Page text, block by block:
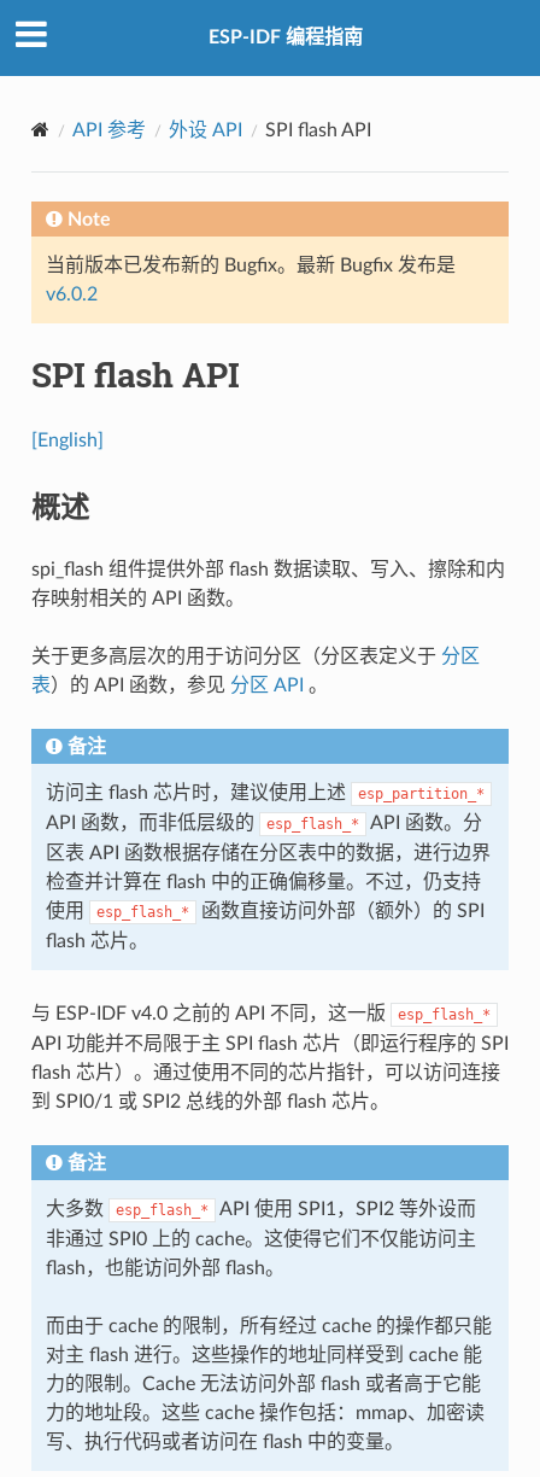
ESP-IDF 编程指南
API 参考 外设 API SPI flash API
Note
当前版本已发布新的 Bugfix。最新 Bugfix 发布是
v6.0.2
SPI flash API
[English]
概述
spi_flash 组件提供外部 flash 数据读取、写入、擦除和内
存映射相关的 API 函数。
关于更多高层次的用于访问分区（分区表定义于 分区
表）的 API 函数，参见 分区 API 。
备注
访问主 flash 芯片时，建议使用上述 esp_partition_*
API 函数，而非低层级的 esp_flash_*
API 函数。分
区表 API 函数根据存储在分区表中的数据，进行边界
检查并计算在 flash 中的正确偏移量。不过，仍支持
使用
esp_flash_*
函数直接访问外部（额外）的 SPI
flash 芯片。
与 ESP-IDF v4.0 之前的 API 不同，这一版 esp_flash_*
API 功能并不局限于主 SPI flash 芯片（即运行程序的 SPI
flash 芯片）。通过使用不同的芯片指针，可以访问连接
到 SPI0/1 或 SPI2 总线的外部 flash 芯片。
备注
大多数 esp_flash_*
API 使用 SPI1，SPI2 等外设而
非通过 SPI0 上的 cache。这使得它们不仅能访问主
flash，也能访问外部 flash。
而由于 cache 的限制，所有经过 cache 的操作都只能
对主 flash 进行。这些操作的地址同样受到 cache 能
力的限制。Cache 无法访问外部 flash 或者高于它能
力的地址段。这些 cache 操作包括：mmap、加密读
写、执行代码或者访问在 flash 中的变量。